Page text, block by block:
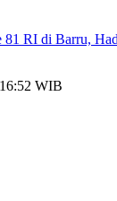
81 RI di Barru,
WIB